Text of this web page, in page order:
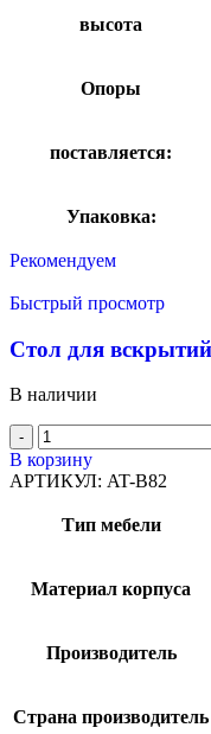
высота
Опоры
поставляется:
Упаковка:
Рекомендуем
Быстрый просмотр
Стол для
В наличии
В корзину
АРТИКУЛ: AT-B82
Тип мебели
Материал корпуса
Производитель
Страна производитель